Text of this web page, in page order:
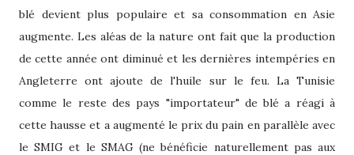
blé devient plus populaire et sa consommation en Asie
augmente. Les aléas de la nature ont fait que la production
de cette année ont diminué et les dernières intempéries en
Angleterre ont ajoute de l'huile sur le feu. La Tunisie
comme le reste des pays "importateur" de blé a réagi à
cette hausse et a augmenté le prix du pain en parallèle avec
le SMIG et le SMAG (ne bénéficie naturellement pas aux